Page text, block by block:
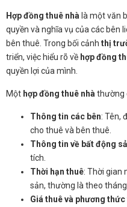
Hợp đồng thuê nhà là một văn
quyền và nghĩa vụ của các bên
bên thuê. Trong bối cảnh thị
triển, việc hiểu rõ về hợp đồng
quyền lợi của mình.
Một hợp đồng thuê nhà thường
Thông tin các bên: Tên,
cho thuê và bên thuê.
Thông tin về bất động
tích.
Thời hạn thuê: Thời gian
sản, thường là theo
Giá thuê và phương